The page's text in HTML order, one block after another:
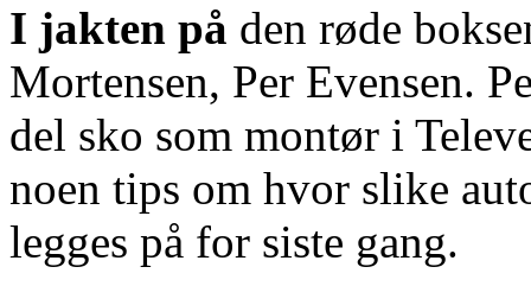
I jakten på den røde
Mortensen, Per Evensen.
del sko som montør i
noen tips om hvor slike
legges på for siste gang.